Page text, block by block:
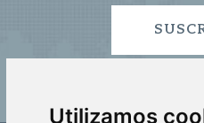
Utilizamos